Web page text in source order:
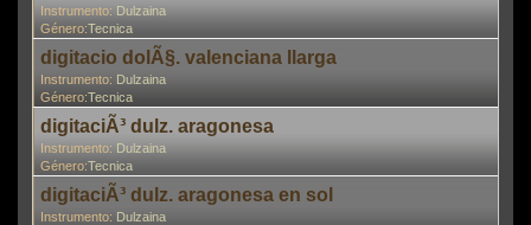
Instrumento: Dulzaina
Género:Tecnica
digitacio dolÃ§. valenciana llarga
Instrumento: Dulzaina
Género:Tecnica
digitaciÃ³ dulz. aragonesa
Instrumento: Dulzaina
Género:Tecnica
digitaciÃ³ dulz. aragonesa en sol
Instrumento: Dulzaina